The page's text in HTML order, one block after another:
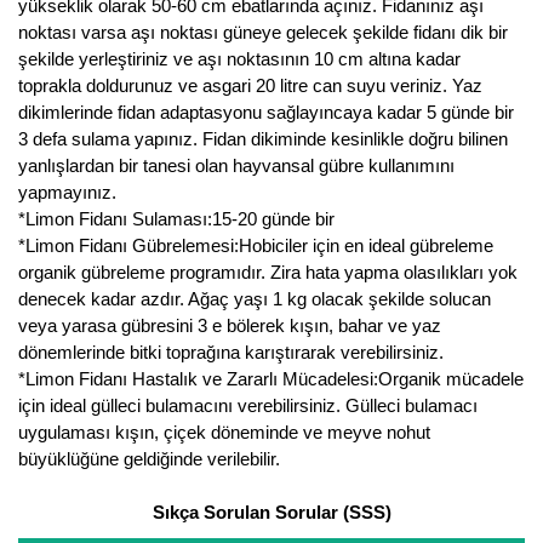
yükseklik olarak 50-60 cm ebatlarında açınız. Fidanınız aşı
noktası varsa aşı noktası güneye gelecek şekilde fidanı dik bir
şekilde yerleştiriniz ve aşı noktasının 10 cm altına kadar
toprakla doldurunuz ve asgari 20 litre can suyu veriniz. Yaz
dikimlerinde fidan adaptasyonu sağlayıncaya kadar 5 günde bir
3 defa sulama yapınız. Fidan dikiminde kesinlikle doğru bilinen
yanlışlardan bir tanesi olan hayvansal gübre kullanımını
yapmayınız.
*Limon Fidanı Sulaması:15-20 günde bir
*Limon Fidanı Gübrelemesi:Hobiciler için en ideal gübreleme
organik gübreleme programıdır. Zira hata yapma olasılıkları yok
denecek kadar azdır. Ağaç yaşı 1 kg olacak şekilde solucan
veya yarasa gübresini 3 e bölerek kışın, bahar ve yaz
dönemlerinde bitki toprağına karıştırarak verebilirsiniz.
*Limon Fidanı Hastalık ve Zararlı Mücadelesi:Organik mücadele
için ideal gülleci bulamacını verebilirsiniz. Gülleci bulamacı
uygulaması kışın, çiçek döneminde ve meyve nohut
büyüklüğüne geldiğinde verilebilir.
Sıkça Sorulan Sorular (SSS)